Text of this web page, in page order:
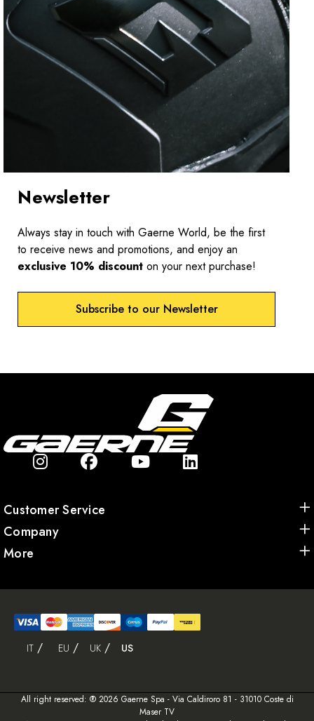
Newsletter
Always stay in touch with Gaerne World, be the first
to receive news and promotions, and enjoy an
exclusive 10% discount on your next purchase!
Subscribe to our Newsletter
Customer Service
Company
More
IT EU UK US
All right reserved: ® 2026 Gaerne Spa - Via Caldiroro 81 - 31010 Coste di
Maser TV